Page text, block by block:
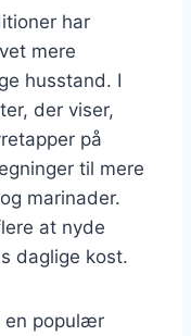
har
mere
husstand. I
der viser,
på
til mere
marinader.
at nyde
daglige kost.
en populær